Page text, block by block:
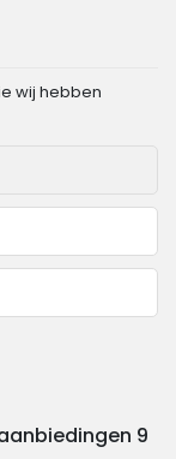
wij hebben
9